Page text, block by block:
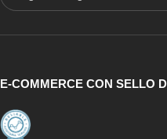
E-COMMERCE CON SELLO